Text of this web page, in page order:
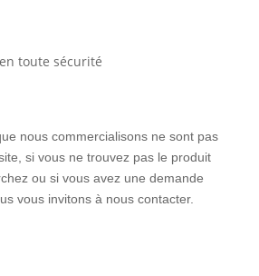
toute sécurité
nous commercialisons ne sont pas
si vous ne trouvez pas le produit
ou si vous avez une demande
vous invitons à nous contacter.